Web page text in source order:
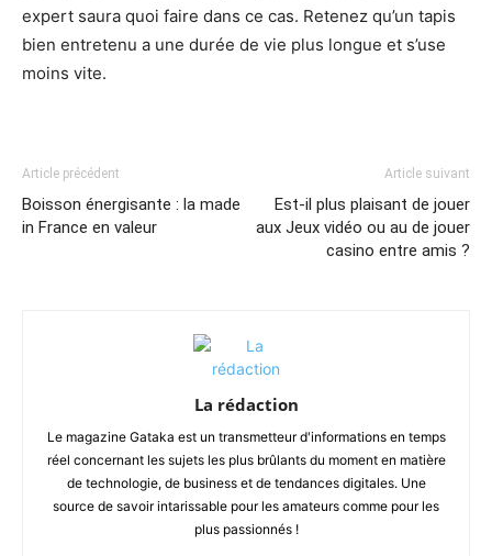
expert saura quoi faire dans ce cas. Retenez qu’un tapis
bien entretenu a une durée de vie plus longue et s’use
moins vite.
Article précédent
Boisson énergisante : la made
in France en valeur
Article suivant
Est-il plus plaisant de jouer
aux Jeux vidéo ou au de jouer
casino entre amis ?
La rédaction
Le magazine Gataka est un transmetteur d'informations en temps
réel concernant les sujets les plus brûlants du moment en matière
de technologie, de business et de tendances digitales. Une
source de savoir intarissable pour les amateurs comme pour les
plus passionnés !